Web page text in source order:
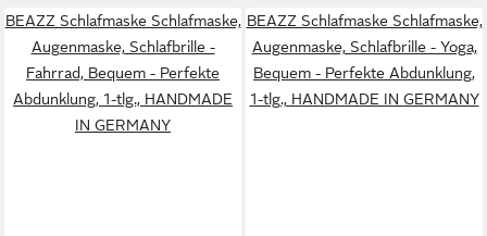
BEAZZ Schlafmaske Schlafmaske,
Augenmaske, Schlafbrille -
Fahrrad, Bequem - Perfekte
Abdunklung, 1-tlg., HANDMADE
IN GERMANY
BEAZZ Schlafmaske Schlafmaske,
Augenmaske, Schlafbrille - Yoga,
Bequem - Perfekte Abdunklung,
1-tlg., HANDMADE IN GERMANY